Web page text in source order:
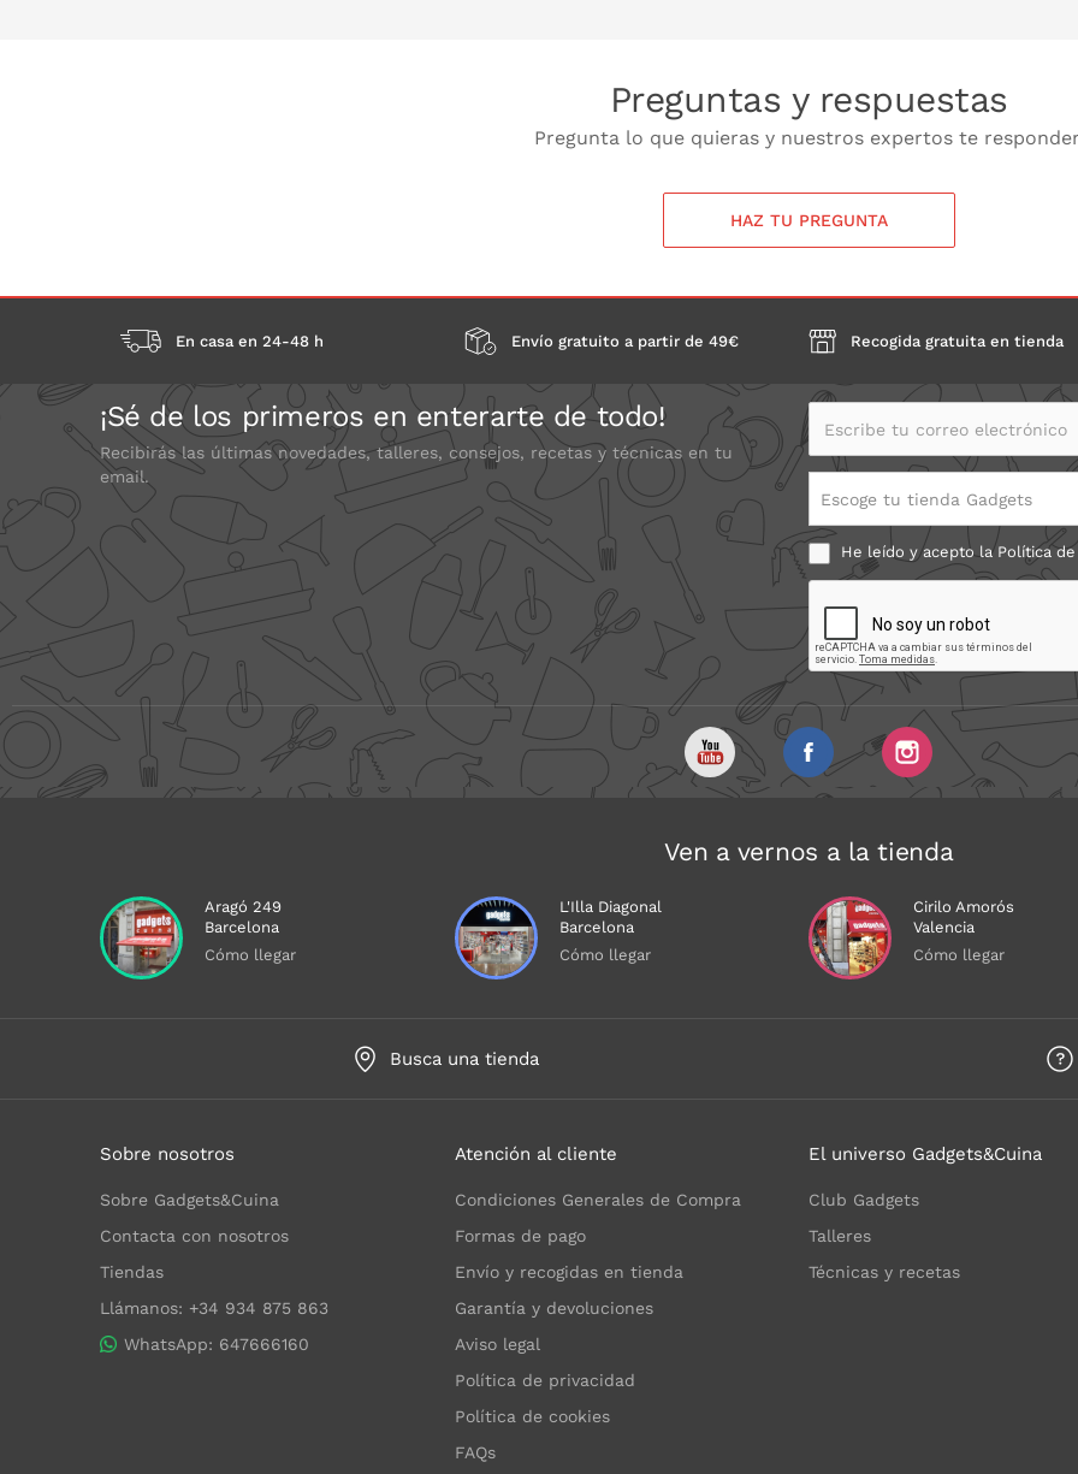
Preguntas y respuestas
Pregunta lo que quieras y nuestros expertos te
HAZ TU PREGUNTA
En casa en 24-48 h Envío gratuito a partir de 49€ Recogida gratuita en tienda
¡Sé de los primeros en enterarte de todo!
Recibirás las últimas novedades, talleres, consejos, recetas y técnicas en tu
email.
Escribe tu correo electrónico
Escoge tu tienda Gadgets
He leído y acepto la Política
Ven a vernos a la tienda
Aragó 249
Barcelona
Cómo llegar
L'Illa Diagonal
Barcelona
Cómo llegar
Cirilo Amorós
Valencia
Cómo llegar
Busca una tienda
Sobre nosotros
Sobre Gadgets&Cuina
Contacta con nosotros
Tiendas
Llámanos: +34 934 875 863
WhatsApp: 647666160
Atención al cliente
Condiciones Generales de Compra
Formas de pago
Envío y recogidas en tienda
Garantía y devoluciones
Aviso legal
Política de privacidad
Política de cookies
FAQs
El universo Gadgets&Cuina
Club Gadgets
Talleres
Técnicas y recetas